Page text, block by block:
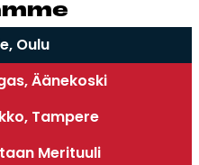
Oulu
Äänekoski
Tampere
Merituuli